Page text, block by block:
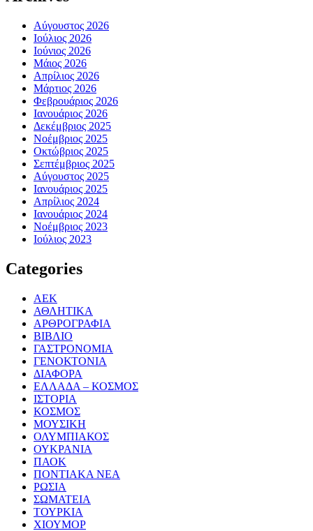
Αύγουστος 2026
Ιούλιος 2026
Ιούνιος 2026
Μάιος 2026
Απρίλιος 2026
Μάρτιος 2026
Φεβρουάριος 2026
Ιανουάριος 2026
Δεκέμβριος 2025
Νοέμβριος 2025
Οκτώβριος 2025
Σεπτέμβριος 2025
Αύγουστος 2025
Ιανουάριος 2025
Απρίλιος 2024
Ιανουάριος 2024
Νοέμβριος 2023
Ιούλιος 2023
Categories
ΑΕΚ
ΑΘΛΗΤΙΚΑ
ΑΡΘΡΟΓΡΑΦΙΑ
ΒΙΒΛΙΟ
ΓΑΣΤΡΟΝΟΜΙΑ
ΓΕΝΟΚΤΟΝΙΑ
ΔΙΑΦΟΡΑ
ΕΛΛΑΔΑ – ΚΟΣΜΟΣ
ΙΣΤΟΡΙΑ
ΚΟΣΜΟΣ
ΜΟΥΣΙΚΗ
ΟΛΥΜΠΙΑΚΟΣ
ΟΥΚΡΑΝΙΑ
ΠΑΟΚ
ΠΟΝΤΙΑΚΑ ΝΕΑ
ΡΩΣΙΑ
ΣΩΜΑΤΕΙΑ
ΤΟΥΡΚΙΑ
ΧΙΟΥΜΟΡ